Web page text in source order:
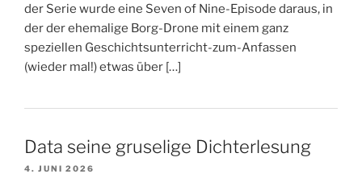
der Serie wurde eine Seven of Nine-Episode daraus, in
der der ehemalige Borg-Drone mit einem ganz
speziellen Geschichtsunterricht-zum-Anfassen
(wieder mal!) etwas über […]
Data seine gruselige Dichterlesung
4. JUNI 2026